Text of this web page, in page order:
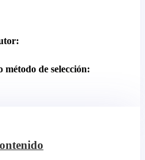
método de selección: